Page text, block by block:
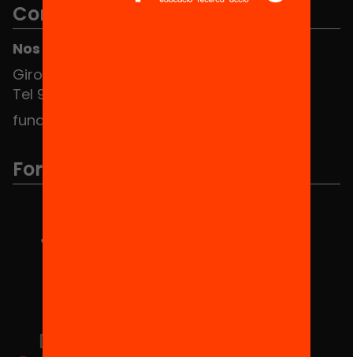
Contacto
Nos puedes encontrar en el HUB Social
Girona 34, interior 08010 Barcelona
Tel 934 588 700
fundacio@equitat.org
Formamos parte de...